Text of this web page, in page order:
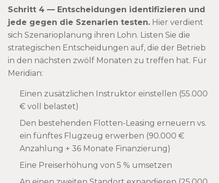
Schritt 4 — Entscheidungen identifizieren und
jede gegen die Szenarien testen. Hier verdient
sich Szenarioplanung ihren Lohn. Listen Sie die
strategischen Entscheidungen auf, die der Betrieb
in den nächsten zwölf Monaten zu treffen hat. Für
Meridian:
Einen zusätzlichen Instruktor einstellen (55.000
€ voll belastet)
Den bestehenden Flotten-Leasing erneuern vs.
ein fünftes Flugzeug erwerben (90.000 €
Anzahlung + 36 Monate Finanzierung)
Eine Preiserhöhung von 5 % umsetzen